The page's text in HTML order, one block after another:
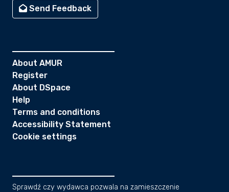
Send Feedback
About AMUR
Register
About DSpace
Help
Terms and conditions
Accessibility Statement
Cookie settings
Sprawdź czy wydawca pozwala na zamieszczenie